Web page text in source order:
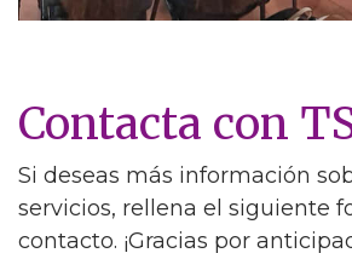
Contacta con
Si deseas más información
servicios, rellena el siguiente
contacto. ¡Gracias por